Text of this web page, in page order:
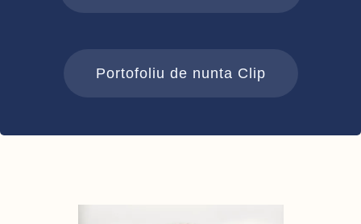
Portofoliu de nunta Clip